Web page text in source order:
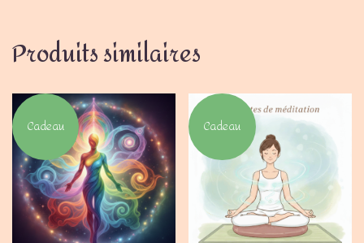
Produits similaires
Cadeau Cadeau